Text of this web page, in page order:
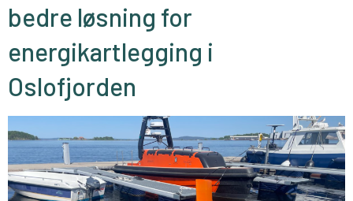
bedre løsning for
energikartlegging i
Oslofjorden